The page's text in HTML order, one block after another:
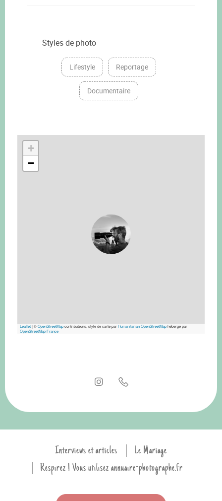
Styles de photo
Lifestyle Reportage
Documentaire
+
−
Leaflet|©OpenStreetMapcontributeurs, style de carte parHumanitarian OpenStreetMaphébergé par
OpenStreetMap France
Interviews et articles
Le Mariage
Respirez ! Vous utilisez annuaire-photographe.fr